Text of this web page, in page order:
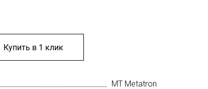
Купить в 1 клик
MT Metatron